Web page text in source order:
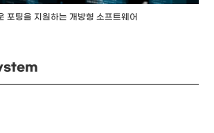
포팅을 지원하는 개방형 소프트웨어